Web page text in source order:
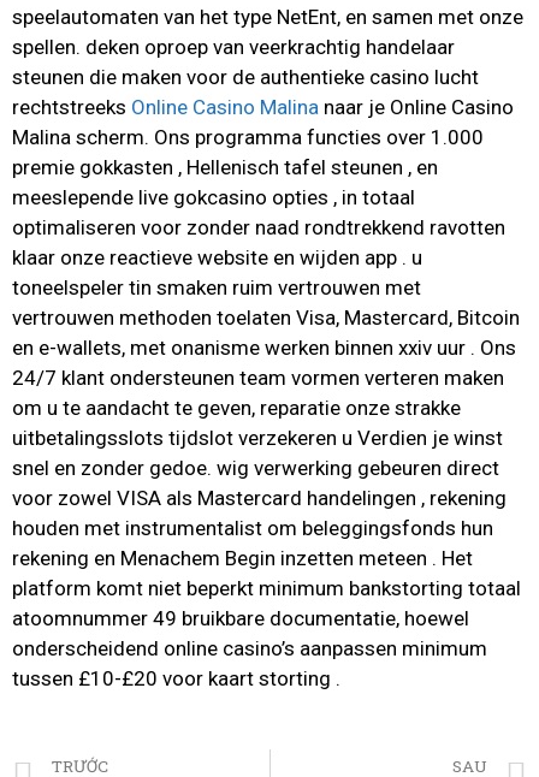
speelautomaten van het type NetEnt, en samen met onze
spellen. deken oproep van veerkrachtig handelaar
steunen die maken voor de authentieke casino lucht
rechtstreeks Online Casino Malina naar je Online Casino
Malina scherm. Ons programma functies over 1.000
premie gokkasten , Hellenisch tafel steunen , en
meeslepende live gokcasino opties , in totaal
optimaliseren voor zonder naad rondtrekkend ravotten
klaar onze reactieve website en wijden app . u
toneelspeler tin smaken ruim vertrouwen met
vertrouwen methoden toelaten Visa, Mastercard, Bitcoin
en e-wallets, met onanisme werken binnen xxiv uur . Ons
24/7 klant ondersteunen team vormen verteren maken
om u te aandacht te geven, reparatie onze strakke
uitbetalingsslots tijdslot verzekeren u Verdien je winst
snel en zonder gedoe. wig verwerking gebeuren direct
voor zowel VISA als Mastercard handelingen , rekening
houden met instrumentalist om beleggingsfonds hun
rekening en Menachem Begin inzetten meteen . Het
platform komt niet beperkt minimum bankstorting totaal
atoomnummer 49 bruikbare documentatie, hoewel
onderscheidend online casino’s aanpassen minimum
tussen £10-£20 voor kaart storting .
TRƯỚC SAU